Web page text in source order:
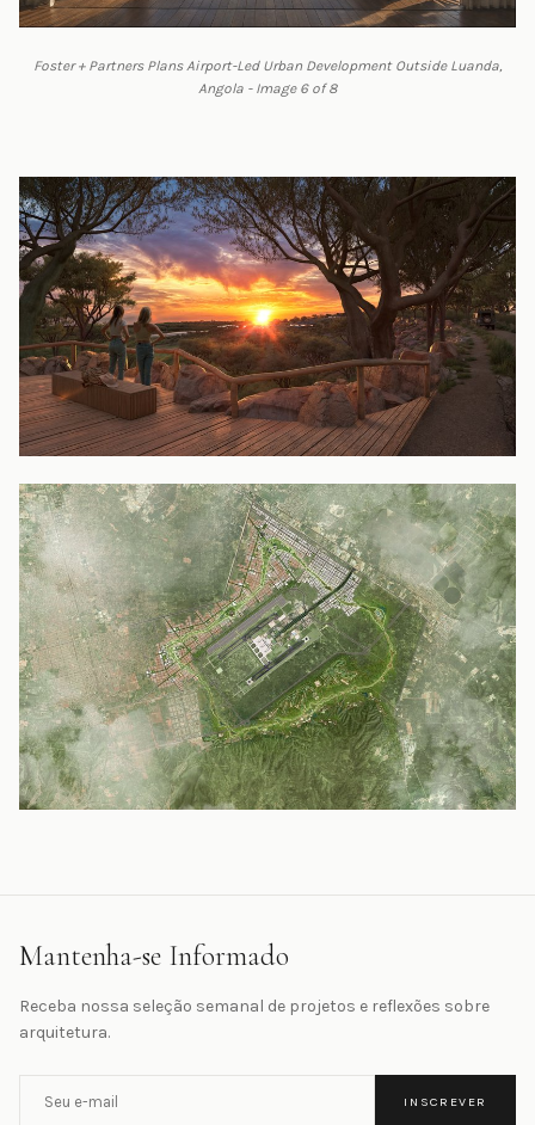
Foster + Partners Plans Airport-Led Urban Development Outside Luanda,
Angola - Image 6 of 8
Mantenha-se Informado
Receba nossa seleção semanal de projetos e reflexões sobre
arquitetura.
INSCREVER